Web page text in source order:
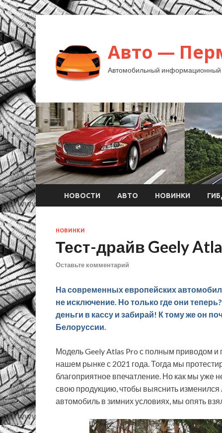
Авто —
Автомобильный информационный
НОВОСТИ АВТО НОВИНКИ
НОВИНКИ
Тест-драйв Geely
Оставьте комментарий
На современных европейских
не исключение. Но только где они
деньги в кассу и забирай! К тому же он
Белоруссии.
Модель Geely Atlas Pro с полным приводом и
нашем рынке с 2021 года. Тогда мы
благоприятное впечатление. Но как мы уже
свою продукцию, чтобы выяснить изменился
автомобиль в зимних условиях, мы опять